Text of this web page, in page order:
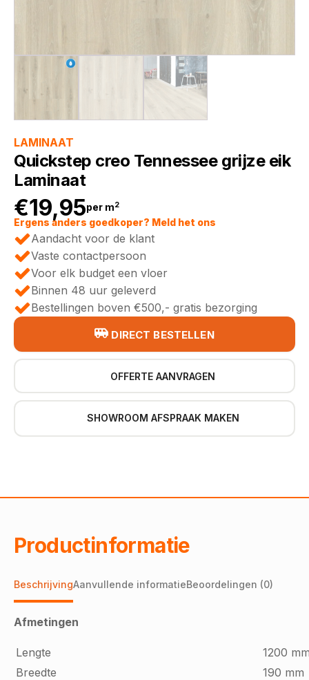
LAMINAAT
Quickstep creo Tennessee grijze eik
Laminaat
€19,95per m2
Ergens anders goedkoper? Meld het ons
Aandacht voor de klant
Vaste contactpersoon
Voor elk budget een vloer
Binnen 48 uur geleverd
Bestellingen boven €500,- gratis bezorging
DIRECT BESTELLEN
OFFERTE AANVRAGEN
SHOWROOM AFSPRAAK MAKEN
Productinformatie
BeschrijvingAanvullende informatieBeoordelingen (0)
Afmetingen
Lengte
1200
Breedte
190 mm